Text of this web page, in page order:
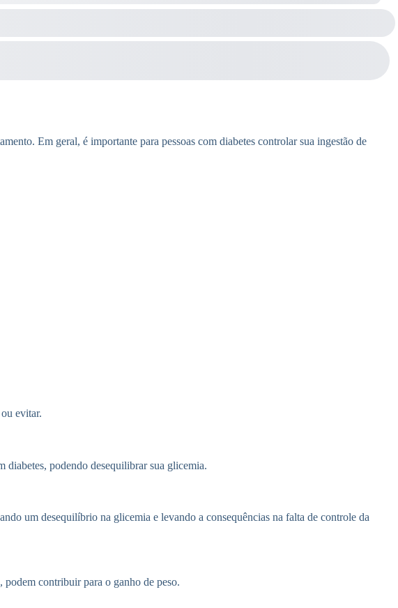
Em geral, é importante para pessoas com diabetes controlar sua ingestão de
evitar.
diabetes, podendo desequilibrar sua glicemia.
um desequilíbrio na glicemia e levando a consequências na falta de controle da
podem contribuir para o ganho de peso.